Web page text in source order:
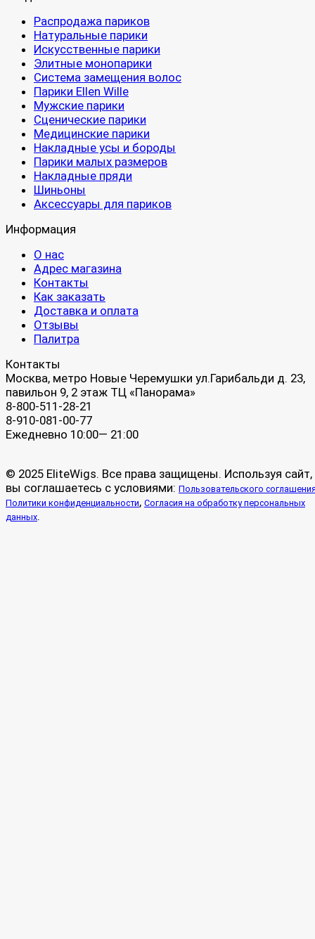
Распродажа париков
Натуральные парики
Искусственные парики
Элитные монопарики
Система замещения волос
Парики Ellen Wille
Мужские парики
Сценические парики
Медицинские парики
Накладные усы и бороды
Парики малых размеров
Накладные пряди
Шиньоны
Аксессуары для париков
Информация
О нас
Адрес магазина
Контакты
Как заказать
Доставка и оплата
Отзывы
Палитра
Контакты
Москва, метро Новые Черемушки ул.Гарибальди д. 23,
павильон 9, 2 этаж ТЦ «Панорама»
8-800-511-28-21
8-910-081-00-77
Ежедневно 10:00— 21:00
© 2025 EliteWigs. Все права защищены. Используя сайт,
вы соглашаетесь с условиями: Пользовательского
Политики конфиденциальности, Согласия на обработку персональных
данных.